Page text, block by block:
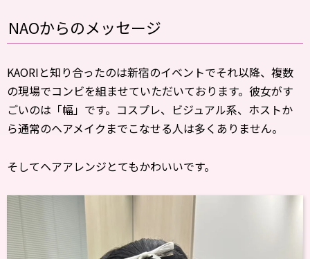
NAOからのメッセージ
KAORIと知り合ったのは新宿のイベントでそれ以降、複数
の現場でコンビを組ませていただいております。彼女がす
ごいのは「幅」です。コスプレ、ビジュアル系、ホストか
ら通常のヘアメイクまでこなせる人は多くありません。
そしてヘアアレンジとてもかわいいです。